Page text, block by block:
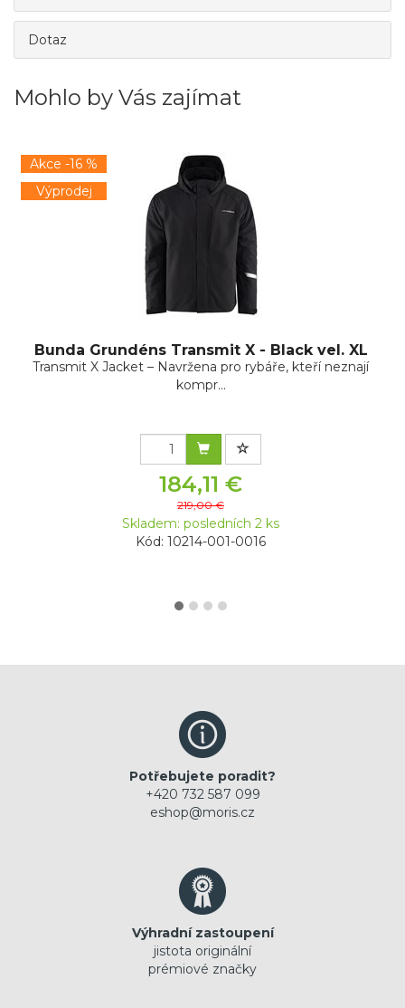
Dotaz
Mohlo by Vás zajímat
Akce -16 %
Výprodej
Bunda Grundéns Transmit X - Black vel. XL
Transmit X Jacket – Navržena pro rybáře, kteří neznají
kompr...
184,11 €
219,00 €
Skladem: posledních 2 ks
Kód: 10214-001-0016
Potřebujete poradit?
+420 732 587 099
eshop@moris.cz
Výhradní zastoupení
jistota originální
prémiové značky